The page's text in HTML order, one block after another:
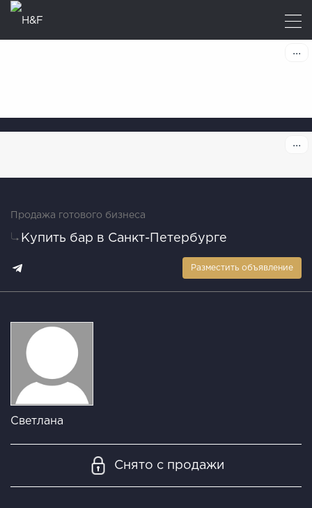
Продажа готового бизнеса
Купить бар в Санкт-Петербурге
Разместить объявление
Светлана
Снято с продажи